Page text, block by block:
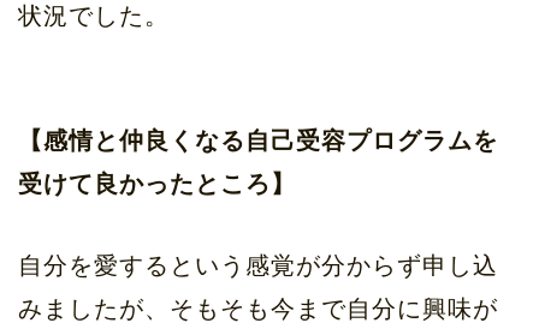
状況でした。
【感情と仲良くなる自己受容プログラムを
受けて良かったところ】
自分を愛するという感覚が分からず申し込
みましたが、そもそも今まで自分に興味が